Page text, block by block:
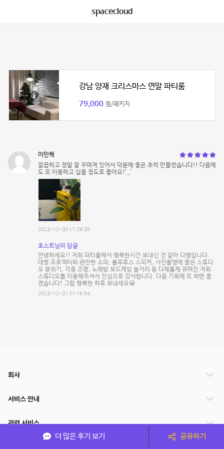
spacecloud
강남 양재 크리스마스 연말 파티룸
79,000 원/패키지
이민혁
깔끔하고 정말 잘 꾸며져 있어서 덕분에 좋은 추억 만들었습니다!! 다음에
도 또 이용하고 싶을 정도로 좋아요!’_‘
2023-12-30 17:29:35
호스트님의 답글
안녕하세요!! 저희 파티룸에서 행복한시간 보내신 것 같아 다행입니다.
대형 프로젝터와 편안한 쇼파, 블루투스 스피커, 사진촬영에 좋은 스튜디
오 분위기, 각종 조명, 노래방 보드게임 놀거리 등 다채롭게 뀨며진 저희
스튜디오를 이용해주셔서 진심으로 감사합니다. 다음 기회에 또 뵈면 좋
겠습니다! 그럼 행복한 하루 보내세요😀
2023-12-31 21:16:54
더 많은 후기 보기 공유하기
회사
서비스 안내
관련 서비스